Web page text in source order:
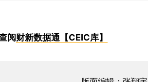
阅财新数据通【CEIC库】